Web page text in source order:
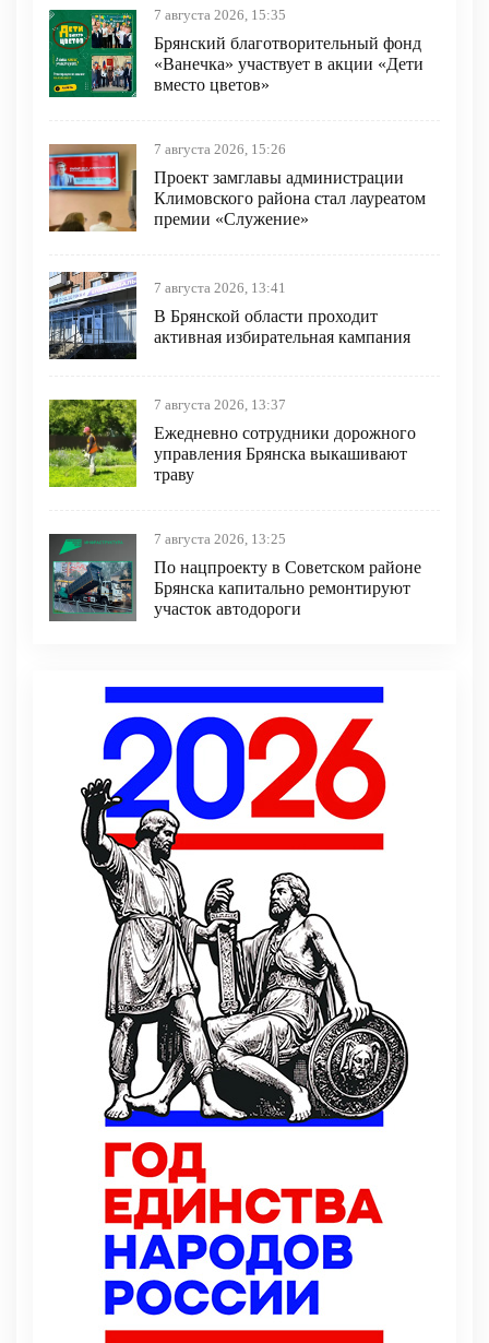
7 августа 2026, 15:35
Брянский благотворительный фонд
«Ванечка» участвует в акции «Дети
вместо цветов»
7 августа 2026, 15:26
Проект замглавы администрации
Климовского района стал лауреатом
премии «Служение»
7 августа 2026, 13:41
В Брянской области проходит
активная избирательная кампания
7 августа 2026, 13:37
Ежедневно сотрудники дорожного
управления Брянска выкашивают
траву
7 августа 2026, 13:25
По нацпроекту в Советском районе
Брянска капитально ремонтируют
участок автодороги